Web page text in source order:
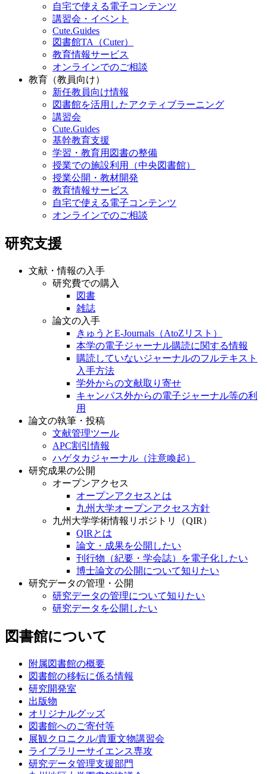
自宅で使える電子コンテンツ
講習会・イベント
Cute.Guides
図書館TA（Cuter）
教育情報サービス
オンラインでのご相談
教育（教員向け）
新任教員向け情報
図書館を活用したアクティブラーニング
講習会
Cute.Guides
基幹教育支援
学習・教育用図書の整備
授業での施設利用（中央図書館）
授業公開・教材開発
教育情報サービス
自宅で使える電子コンテンツ
オンラインでのご相談
研究支援
文献・情報の入手
研究費での購入
図書
雑誌
論文の入手
きゅうとE-Journals（AtoZリスト）
本学の電子ジャーナル購読に関する情報
購読していないジャーナルのフルテキスト
入手方法
学外からの文献取り寄せ
キャンパス外からの電子ジャーナル等の利
用
論文の執筆・投稿
文献管理ツール
APC割引情報
ハゲタカジャーナル（注意喚起）
研究成果の公開
オープンアクセス
オープンアクセスとは
九州大学オープンアクセス方針
九州大学学術情報リポジトリ（QIR）
QIRとは
論文・成果を公開したい
刊行物（紀要・学会誌）を電子化したい
博士論文の公開について知りたい
研究データの管理・公開
研究データの管理について知りたい
研究データを公開したい
図書館について
附属図書館の概要
図書館の移転に係る情報
研究開発室
出版物
オリジナルグッズ
図書館へのご寄付等
展観クロニクル/貴重文物講習会
ライブラリーサイエンス専攻
研究データ管理支援部門